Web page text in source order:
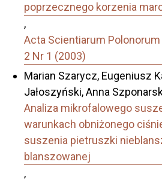
poprzecznego korzenia
,
Acta Scientiarum
2 Nr 1 (2003)
Marian Szarycz, Eugeniusz
Jałoszyński, Anna
Analiza mikrofalowego
warunkach obniżonego
suszenia pietruszki
blanszowanej
,